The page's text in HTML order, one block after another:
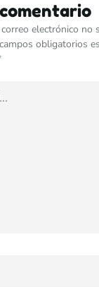
electrónico no
obligatorios